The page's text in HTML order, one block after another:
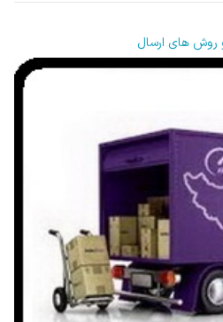
روش های ارسال